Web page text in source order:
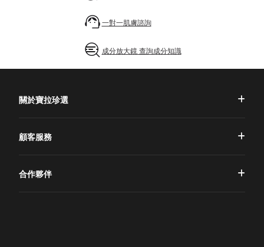
一對一肌膚諮詢
成分放大鏡 查詢成分知識
關於寶拉珍選
專業國際團隊
顧客服務
合作夥伴